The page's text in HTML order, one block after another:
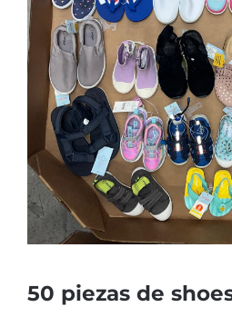
Tienda
Contacto
Ubicación
Máster Online
50 piezas de